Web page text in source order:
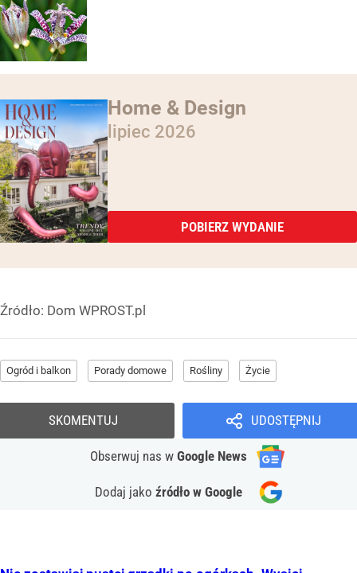
Home & Design
lipiec 2026
POBIERZ WYDANIE
Źródło: Dom WPROST.pl
Ogród i balkon Porady domowe Rośliny Życie
UDOSTĘPNIJ
Obserwuj nas w Google News
Dodaj jako źródło w Google
SKOMENTUJ